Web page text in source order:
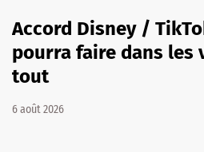
Accord Disney /
pourra faire dans les
tout
6 août 2026